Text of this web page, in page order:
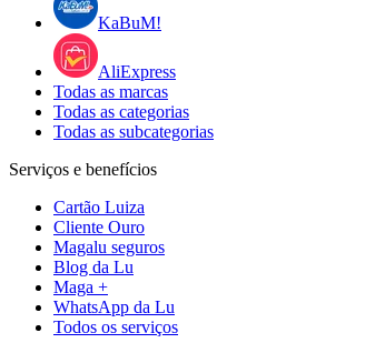
KaBuM!
AliExpress
Todas as marcas
Todas as categorias
Todas as subcategorias
Serviços e benefícios
Cartão Luiza
Cliente Ouro
Magalu seguros
Blog da Lu
Maga +
WhatsApp da Lu
Todos os serviços